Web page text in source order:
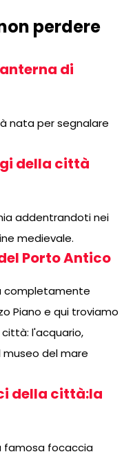
perdere
di
nata per segnalare
della città
addentrandoti nei
medievale.
Porto Antico
completamente
Piano e qui troviamo
l'acquario,
museo del mare
della città:la
famosa focaccia